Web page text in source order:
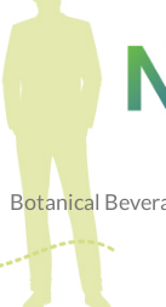
Botanical